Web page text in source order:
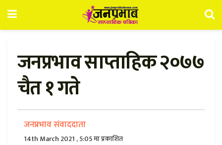
जनप्रभाव साप्ताहिक २०७७
चैत १ गते
जनप्रभाव संवाददाता
14th March 2021 , 5:05 मा प्रकाशित